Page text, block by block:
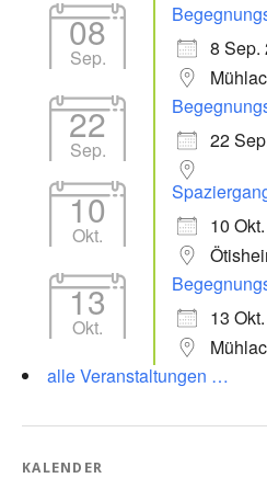
08
Sep.
8 Sep.
22
Sep.
22
10
Okt.
10
13
Okt.
13
alle Veranstaltungen …
KALENDER